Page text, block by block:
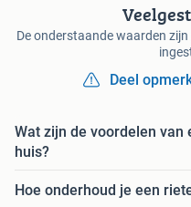
De onderstaande waarden
Deel
Wat zijn de voordelen
huis?
Hoe onderhoud je een